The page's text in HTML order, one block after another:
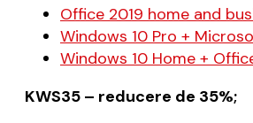
Office 2019 home and
Windows 10 Pro +
Windows 10 Home +
KWS35 – reducere de 35%;